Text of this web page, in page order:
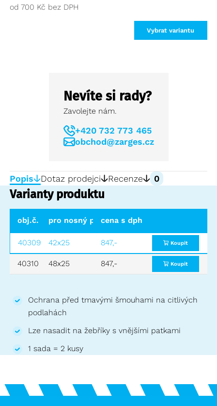
od 700 Kč
Vybrat variantu
Nevíte si rady?
Zavolejte nám.
+420 732 773 465
obchod@zarges.cz
Popis Dotaz prodejci Recenze 0
Varianty produktu
obj.č. pro nosný profil (mm) cena bez dph
cena s dph
40309 42x25 847,- Koupit
40310 48x25 847,- Koupit
Ochrana před tmavými šmouhami na citlivých
podlahách
Lze nasadit na žebříky s vnějšími patkami
1 sada = 2 kusy